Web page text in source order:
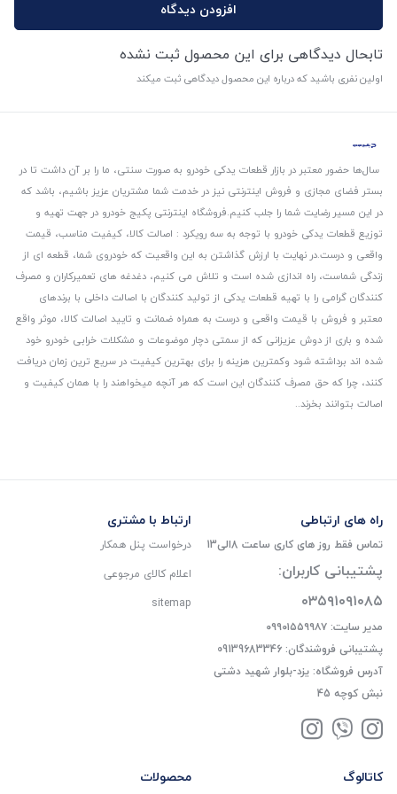
افزودن دیدگاه
تابحال دیدگاهی برای این محصول ثبت نشده
اولین نفری باشید که درباره این محصول دیدگاهی ثبت میکند
سال‌ها حضور معتبر در بازار قطعات یدکی خودرو به صورت سنتی، ما را بر آن داشت تا در
بستر فضای مجازی و فروش اینترنتی نیز در خدمت شما مشتریان عزیز باشیم، باشد که
در این مسیر رضایت شما را جلب کنیم.فروشگاه اینترنتی پکیج خودرو در جهت تهیه و
توزیع قطعات یدکی خودرو با توجه به سه رویکرد : اصالت کالا، کیفیت مناسب، قیمت
واقعی و درست.در نهایت با ارزش گذاشتن به این واقعیت که خودروی شما، قطعه ای از
زندگی شماست، راه اندازی شده است و تلاش می کنیم، دغدغه های تعمیرکاران و مصرف
کنندگان گرامی را با تهیه قطعات یدکی از تولید کنندگان با اصالت داخلی با برندهای
معتبر و فروش با قیمت واقعی و درست به همراه ضمانت و تایید اصالت کالا، موثر واقع
شده و باری از دوش عزیزانی که از سمتی دچار موضوعات و مشکلات خرابی خودرو خود
شده اند برداشته شود و‌کمترین هزینه را برای بهترین کیفیت در سریع ترین زمان دریافت
کنند، چرا که حق مصرف کنندگان این است که هر آنچه میخواهند را با همان کیفیت و
اصالت بتوانند بخرند..
راه های ارتباطی
تماس فقط روز های کاری ساعت 8الی13
پشتیبانی کاربران:
۰۳۵۹۱۰۹۱۰۸۵
مدیر سایت: ۰۹۹۰۱۵۵۹۹۸۷
پشتیبانی فروشندگان: 09139683346
آدرس فروشگاه: یزد-بلوار شهید دشتی
نبش کوچه 45
ارتباط با مشتری
درخواست پنل همکار
اعلام کالای مرجوعی
sitemap
کاتالوگ محصولات